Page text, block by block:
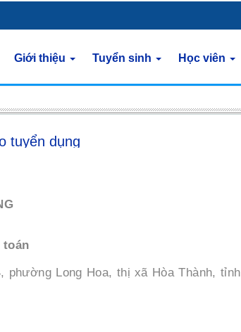
Giới thiệu Tuyển sinh Học viên
tuyển dụng
toán
phường Long Hoa, thị xã Hòa Thành, tỉnh